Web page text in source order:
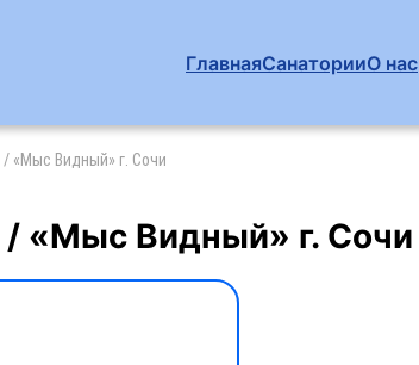
ГлавнаяСанаторииО нас
«Мыс Видный» г. Сочи
/ «Мыс Видный» г. Сочи